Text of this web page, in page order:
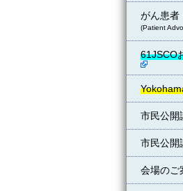
がん患者
(Patient
61JSCO
市民公開
市民公開
会場のご